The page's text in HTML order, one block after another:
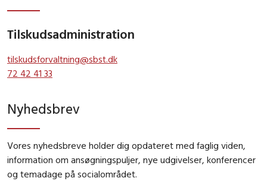
Tilskudsadministration
tilskudsforvaltning@sbst.dk
72 42 41 33
Nyhedsbrev
Vores nyhedsbreve holder dig opdateret med faglig viden,
information om ansøgningspuljer, nye udgivelser, konferencer
og temadage på socialområdet.